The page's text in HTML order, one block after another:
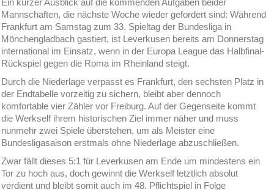
Ein kurzer Ausblick auf die kommenden Aufgaben beider
Mannschaften, die nächste Woche wieder gefordert sind: Während
Frankfurt am Samstag zum 33. Spieltag der Bundesliga in
Mönchengladbach gastiert, ist Leverkusen bereits am Donnerstag
international im Einsatz, wenn in der Europa League das Halbfinal-
Rückspiel gegen die Roma im Rheinland steigt.
Durch die Niederlage verpasst es Frankfurt, den sechsten Platz in
der Endtabelle vorzeitig zu sichern, bleibt aber dennoch
komfortable vier Zähler vor Freiburg. Auf der Gegenseite kommt
die Werkself ihrem historischen Ziel immer näher und muss
nunmehr zwei Spiele überstehen, um als Meister eine
Bundesligasaison erstmals ohne Niederlage abzuschließen.
Zwar fällt dieses 5:1 für Leverkusen am Ende um mindestens ein
Tor zu hoch aus, doch gewinnt die Werkself letztlich absolut
verdient und bleibt somit auch im 48. Pflichtspiel in Folge